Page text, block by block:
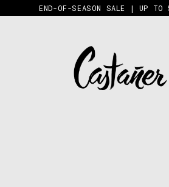
END-OF-SEASON SALE | UP TO